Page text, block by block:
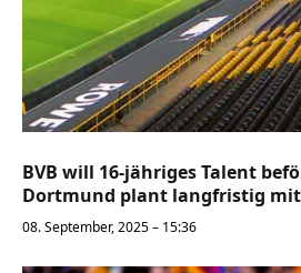
BVB will 16-jähriges Talent
Dortmund plant langfristig mit
08. September, 2025 – 15:36